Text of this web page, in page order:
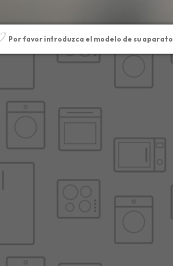
Por favor introduzca el modelo de su aparato